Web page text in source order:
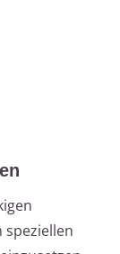
speziellen